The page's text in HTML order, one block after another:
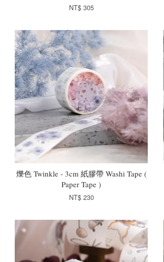
NT$ 305
爍色 Twinkle - 3cm 紙膠帶 Washi Tape (
Paper Tape )
NT$ 230